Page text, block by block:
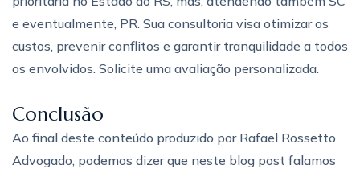
e eventualmente, PR. Sua consultoria visa otimizar os
custos, prevenir conflitos e garantir tranquilidade a todos
os envolvidos. Solicite uma avaliação personalizada.
Conclusão
Ao final deste conteúdo produzido por Rafael Rossetto
Advogado, podemos dizer que neste blog post falamos